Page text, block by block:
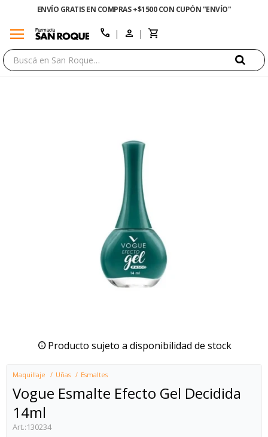
ENVÍO GRATIS EN COMPRAS +$1500 CON CUPÓN "ENVÍO"
menu call
Producto sujeto a disponibilidad de stock
Maquillaje Uñas Esmaltes
Vogue Esmalte Efecto Gel Decidida
14ml
130234
close